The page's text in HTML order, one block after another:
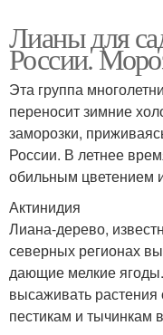
Лианы для
России.
Эта группа
переносит зимние
заморозки,
России. В летнее
обильным цветением
Актинидия
Лиана-дерево,
северных регионах
дающие мелкие
высаживать
пестикам и тычинкам